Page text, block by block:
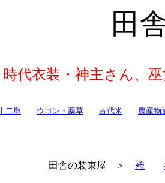
田
時代衣装・神主さん、
二単 ウコン・薬草 古代米 農産物
田舎の装束屋 ＞ 袴